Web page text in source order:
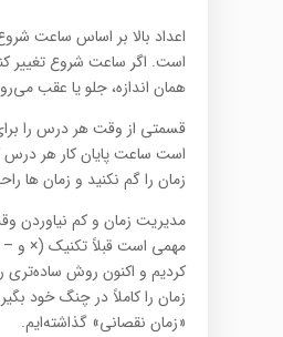
اعداد بالا بر اساس ساعت
است. اگر ساعت شروع تغییر
همان اندازه، جلو یا عقب
قسمتی از وقت هر درس را برای
است ساعت پایان کار هر درس
زمان را گم نکنید و زمان ها
مدیریت زمان و کم نیاوردن
مهمی است قبلاً تکنیک (× و –
کردیم و اکنون روش ساده‌تری
زمان را کاملاً در چنگ خود
«زمان نقصانی» گذاشته‌ایم.